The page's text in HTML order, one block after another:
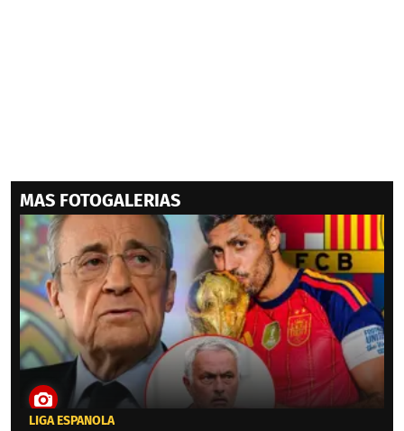
MAS FOTOGALERIAS
LIGA ESPAÑOLA